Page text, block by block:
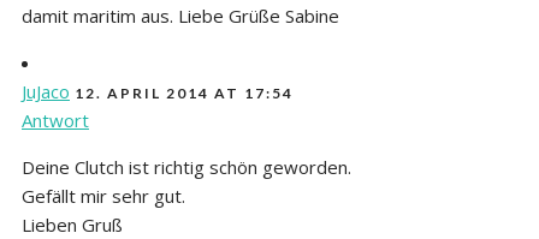
damit maritim aus. Liebe Grüße Sabine
JuJaco 12. APRIL 2014 AT 17:54
Antwort
Deine Clutch ist richtig schön geworden.
Gefällt mir sehr gut.
Lieben Gruß